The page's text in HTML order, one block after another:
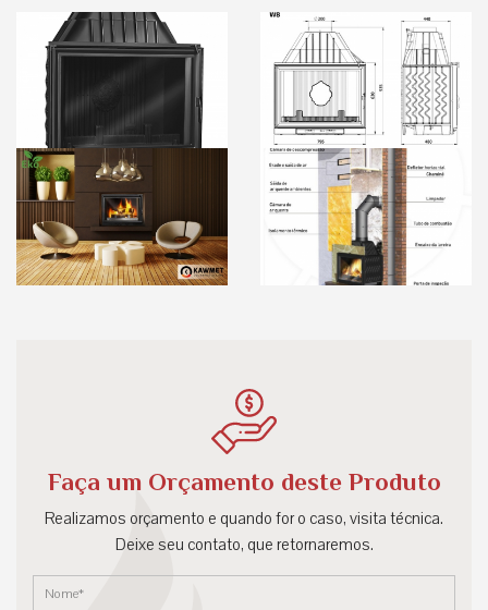
Faça um Orçamento deste Produto
Realizamos orçamento e quando for o caso, visita técnica.
Deixe seu contato, que retornaremos.